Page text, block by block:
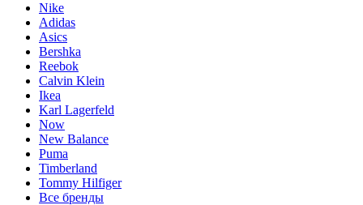
Nike
Adidas
Asics
Bershka
Reebok
Calvin Klein
Ikea
Karl Lagerfeld
Now
New Balance
Puma
Timberland
Tommy Hilfiger
Все бренды